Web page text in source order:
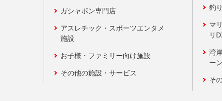
ガシャポン専門店
アスレチック・スポーツエンタメ
施設
お子様・ファミリー向け施設
その他の施設・サービス
釣
マ
リ
湾
ー
そ